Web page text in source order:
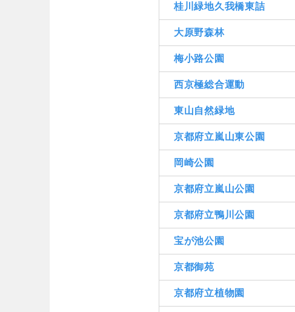
桂川緑地久我橋東詰
大原野森林
梅小路公園
西京極総合運動
東山自然緑地
京都府立嵐山東公園
岡崎公園
京都府立嵐山公園
京都府立鴨川公園
宝が池公園
京都御苑
京都府立植物園